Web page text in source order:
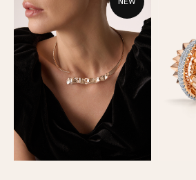
alikor@alikor.com
КОНТАКТЫ
8 800 444 10 79
Гарантия
Браслеты
Колье
Политика конфиденциальности